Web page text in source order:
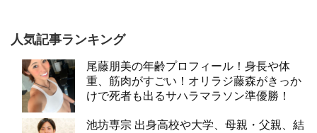
人気記事ランキング
尾藤朋美の年齢プロフィール！身長や体
重、筋肉がすごい！オリラジ藤森がきっか
けで死者も出るサハラマラソン準優勝！
池坊専宗 出身高校や大学、母親・父親、結